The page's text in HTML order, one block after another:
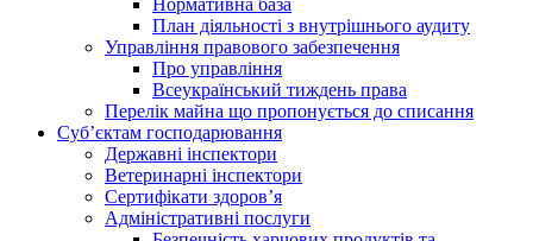
Нормативна база
План діяльності з внутрішнього аудиту
Управління правового забезпечення
Про управління
Всеукраїнський тиждень права
Перелік майна що пропонується до списання
Суб’єктам господарювання
Державні інспектори
Ветеринарні інспектори
Сертифікати здоров’я
Адміністративні послуги